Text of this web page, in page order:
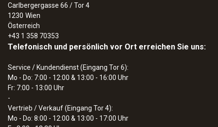
Carlbergergasse 66 / Tor 4
1230 Wien
Österreich
+43 1 358 70353
Telefonisch und persönlich vor Ort erreichen Sie uns:
Service / Kundendienst (Eingang Tor 6):
Mo - Do: 7:00 - 12:00 & 13:00 - 16:00 Uhr
Fr: 7:00 - 13:00 Uhr
-
Vertrieb / Verkauf (Eingang Tor 4):
Mo - Do: 8:00 - 12:00 & 13:00 - 17:00 Uhr